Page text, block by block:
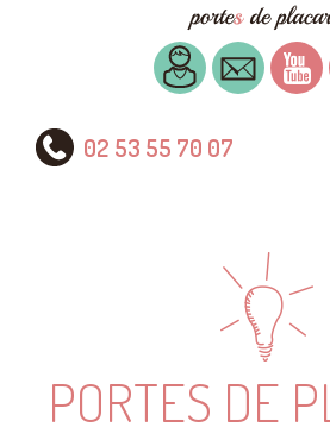
02 53 55 70 07
PORTES DE